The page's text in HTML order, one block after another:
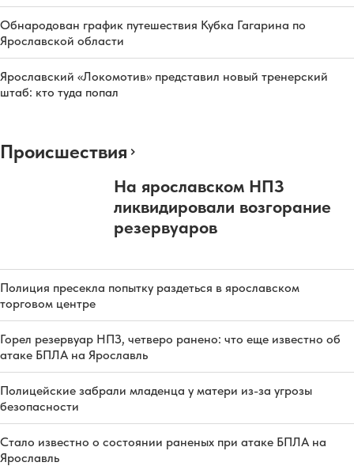
Обнародован график путешествия Кубка Гагарина по
Ярославской области
Ярославский «Локомотив» представил новый тренерский
штаб: кто туда попал
Происшествия
На ярославском НПЗ
ликвидировали возгорание
резервуаров
Полиция пресекла попытку раздеться в ярославском
торговом центре
Горел резервуар НПЗ, четверо ранено: что еще известно об
атаке БПЛА на Ярославль
Полицейские забрали младенца у матери из-за угрозы
безопасности
Стало известно о состоянии раненых при атаке БПЛА на
Ярославль